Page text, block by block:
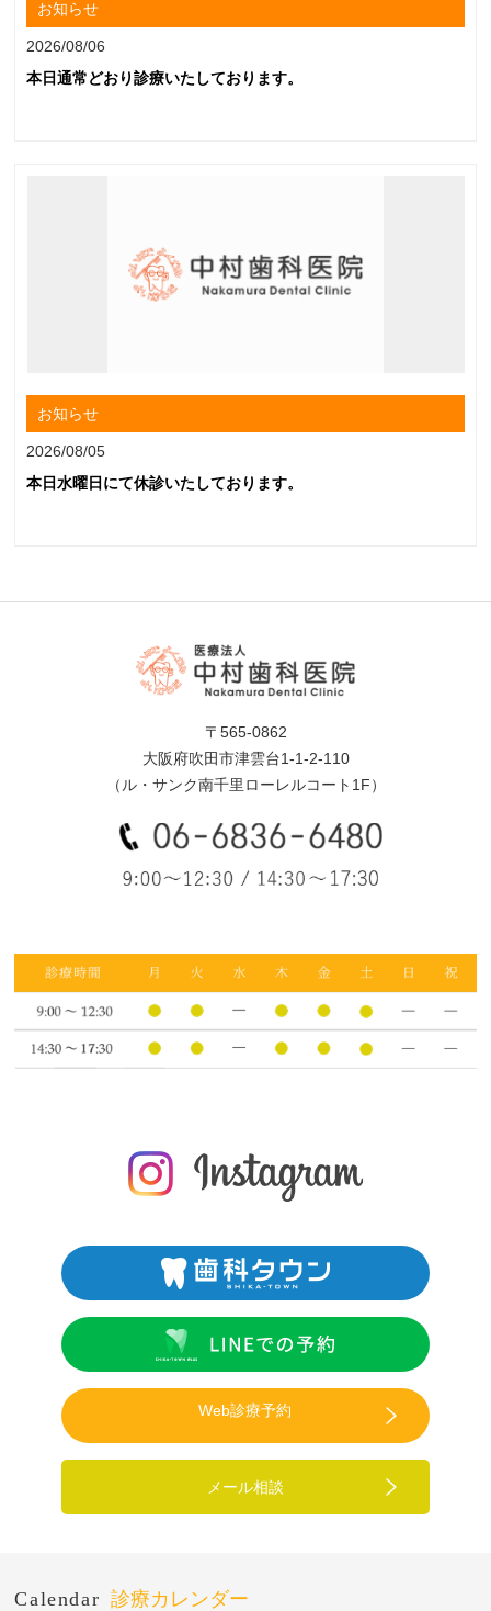
お知らせ
2026/08/06
本日通常どおり診療いたしております。
お知らせ
2026/08/05
本日水曜日にて休診いたしております。
〒565-0862
大阪府吹田市津雲台1-1-2-110
（ル・サンク南千里ローレルコート1F）
Web診療予約
メール相談
Calendar 診療カレンダー